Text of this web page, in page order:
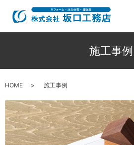
施工事例
HOME 施工事例